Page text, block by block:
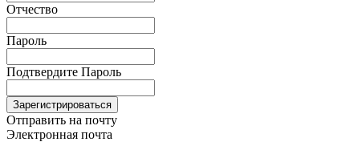
Отчество
Пароль
Подтвердите Пароль
Отправить на почту
Электронная почта